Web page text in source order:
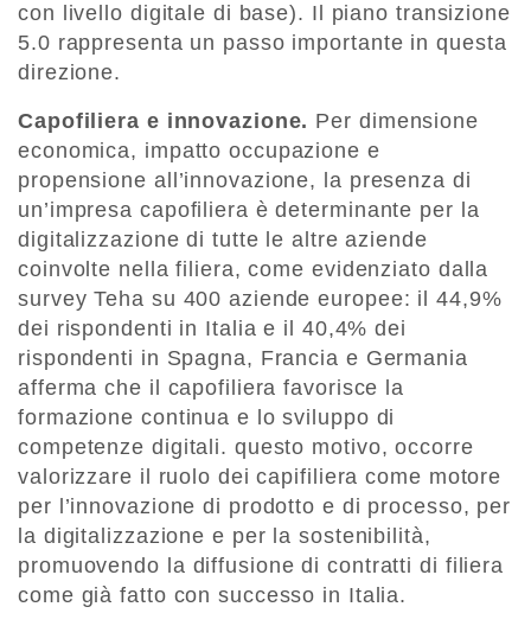
con livello digitale di base). Il piano transizione
5.0 rappresenta un passo importante in questa
direzione.
Capofiliera e innovazione. Per dimensione
economica, impatto occupazione e
propensione all’innovazione, la presenza di
un’impresa capofiliera è determinante per la
digitalizzazione di tutte le altre aziende
coinvolte nella filiera, come evidenziato dalla
survey Teha su 400 aziende europee: il 44,9%
dei rispondenti in Italia e il 40,4% dei
rispondenti in Spagna, Francia e Germania
afferma che il capofiliera favorisce la
formazione continua e lo sviluppo di
competenze digitali. questo motivo, occorre
valorizzare il ruolo dei capifiliera come motore
per l’innovazione di prodotto e di processo, per
la digitalizzazione e per la sostenibilità,
promuovendo la diffusione di contratti di filiera
come già fatto con successo in Italia.